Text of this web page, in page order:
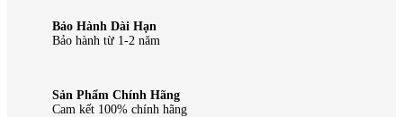
Bảo Hành Dài Hạn
Bảo hành từ 1-2 năm
Sản Phẩm Chính Hãng
Cam kết 100% chính hãng